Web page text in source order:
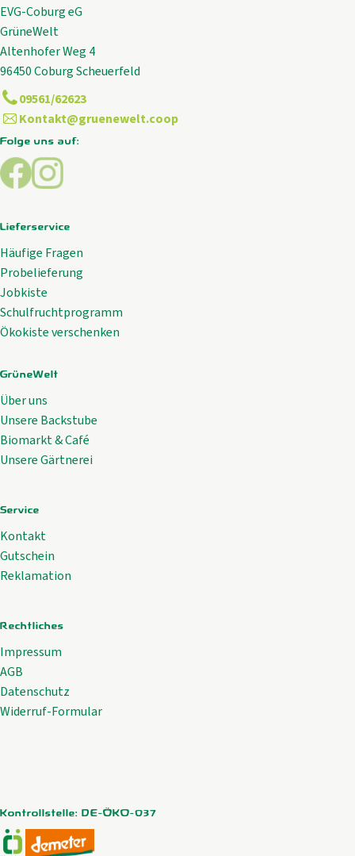
EVG-Coburg eG
GrüneWelt
Altenhofer Weg 4
96450 Coburg Scheuerfeld
09561/62623
Kontakt@gruenewelt.coop
Folge uns auf:
Externer Link zu https://www.facebook.com/
Externer Link zu https://www.instagram.com/
Lieferservice
Häufige Fragen
Probelieferung
Jobkiste
Schulfruchtprogramm
Ökokiste verschenken
GrüneWelt
Über uns
Unsere Backstube
Biomarkt & Café
Unsere Gärtnerei
Service
Kontakt
Gutschein
Reklamation
Rechtliches
Impressum
AGB
Datenschutz
Widerruf-Formular
Kontrollstelle: DE-ÖKO-037
Externer Link zu https://www.oekokiste.de/